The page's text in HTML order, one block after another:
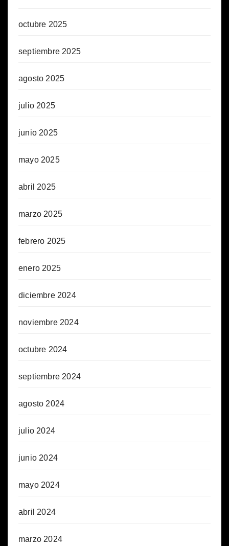
octubre 2025
septiembre 2025
agosto 2025
julio 2025
junio 2025
mayo 2025
abril 2025
marzo 2025
febrero 2025
enero 2025
diciembre 2024
noviembre 2024
octubre 2024
septiembre 2024
agosto 2024
julio 2024
junio 2024
mayo 2024
abril 2024
marzo 2024